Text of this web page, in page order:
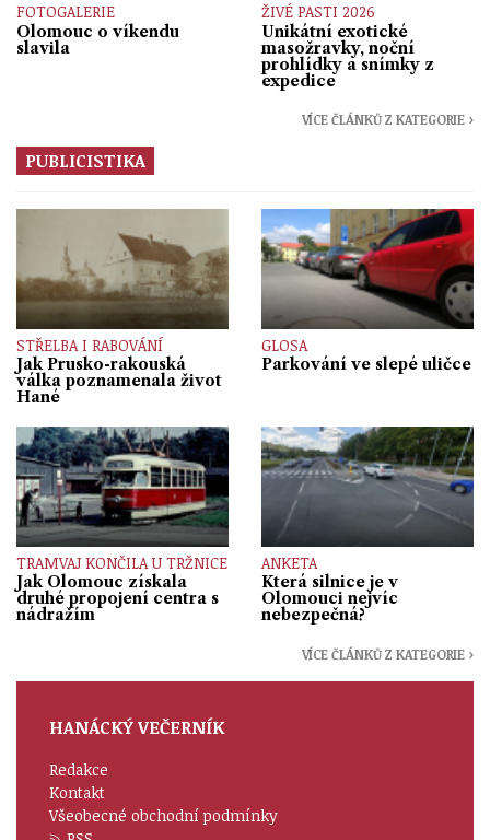
FOTOGALERIE
Olomouc o víkendu
slavila
ŽIVÉ PASTI 2026
Unikátní exotické
masožravky, noční
prohlídky a snímky z
expedice
VÍCE ČLÁNKŮ Z KATEGORIE ›
PUBLICISTIKA
STŘELBA I RABOVÁNÍ
Jak Prusko-rakouská
válka poznamenala život
Hané
GLOSA
Parkování ve slepé uličce
TRAMVAJ KONČILA U TRŽNICE
Jak Olomouc získala
druhé propojení centra s
nádražím
ANKETA
Která silnice je v
Olomouci nejvíc
nebezpečná?
VÍCE ČLÁNKŮ Z KATEGORIE ›
HANÁCKÝ VEČERNÍK
Redakce
Kontakt
Všeobecné obchodní podmínky